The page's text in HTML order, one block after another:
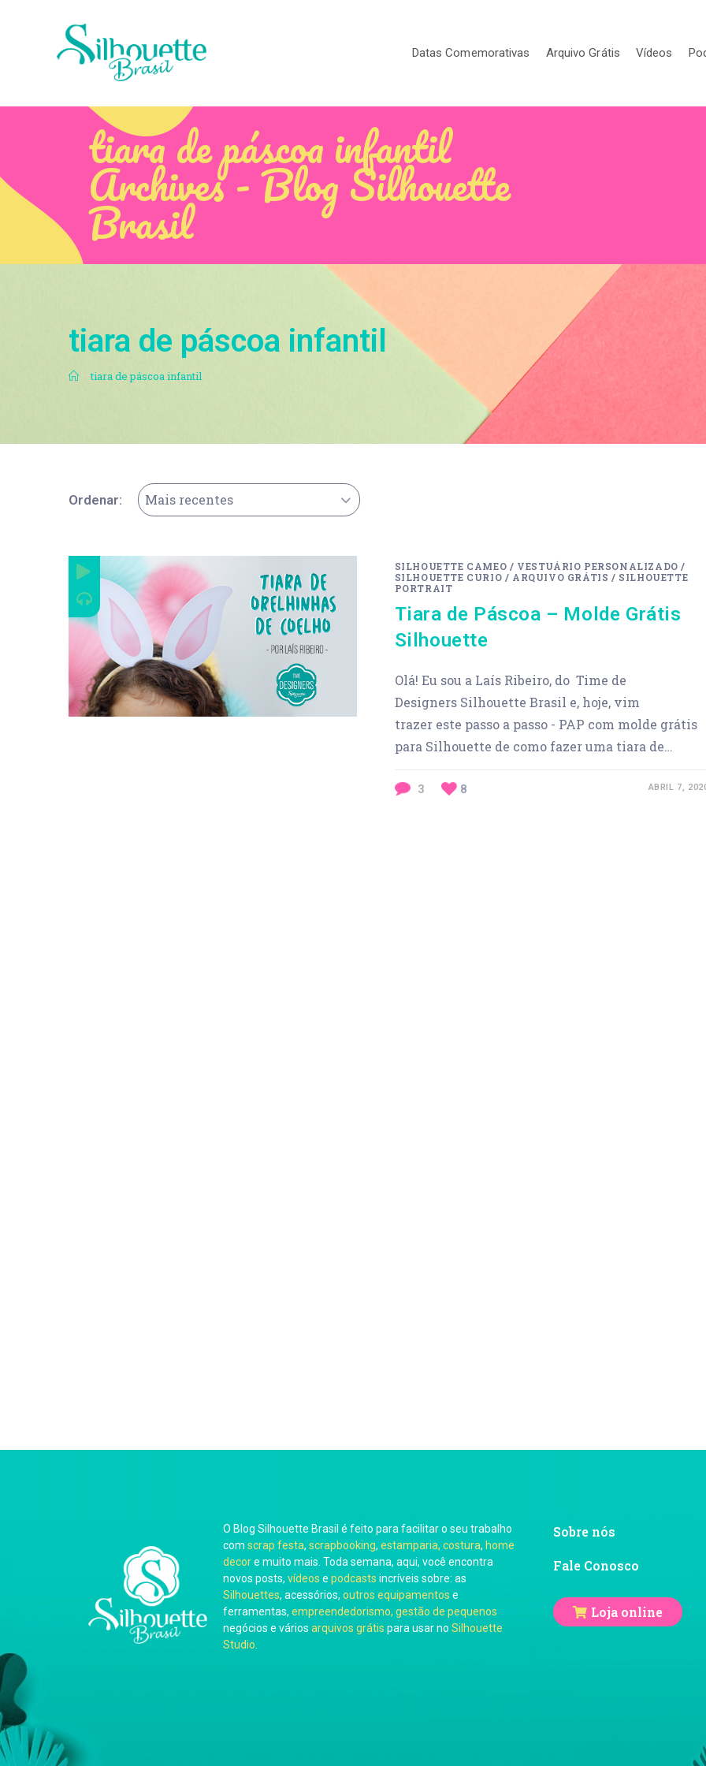
Datas Comemorativas Arquivo Grátis Vídeos
tiara de páscoa infantil
Archives - Blog Silhouette
Brasil
tiara de páscoa infantil
. tiara de páscoa infantil
Ordenar: Mais recentes
SILHOUETTE CAMEO / VESTUÁRIO PERSONALIZADO /
SILHOUETTE CURIO / ARQUIVO GRÁTIS / SILHOUETTE
PORTRAIT
Tiara de Páscoa – Molde Grátis
Silhouette
Olá! Eu sou a Laís Ribeiro, do Time de
Designers Silhouette Brasil e, hoje, vim
trazer este passo a passo - PAP com molde grátis
para Silhouette de como fazer uma tiara de…
3 8 ABRIL 7,
O Blog Silhouette Brasil é feito para facilitar o seu trabalho
com scrap festa, scrapbooking, estamparia, costura, home
decore muito mais. Toda semana, aqui, você encontra
novos posts, vídeos e podcasts incríveis sobre: as
Silhouettes, acessórios, outros equipamentos e
ferramentas, empreendedorismo, gestão de pequenos
negócios e vários arquivos grátis para usar no Silhouette
Studio
Sobre nós
Fale Conosco
Loja online